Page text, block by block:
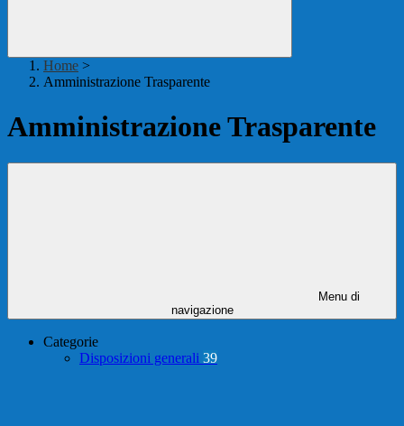
Home >
Amministrazione Trasparente
Amministrazione Trasparente
Menu di
navigazione
Categorie
Disposizioni generali 39